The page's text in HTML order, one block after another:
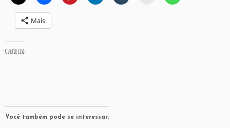
Mais
Curtir isso:
Você também pode se interessar: